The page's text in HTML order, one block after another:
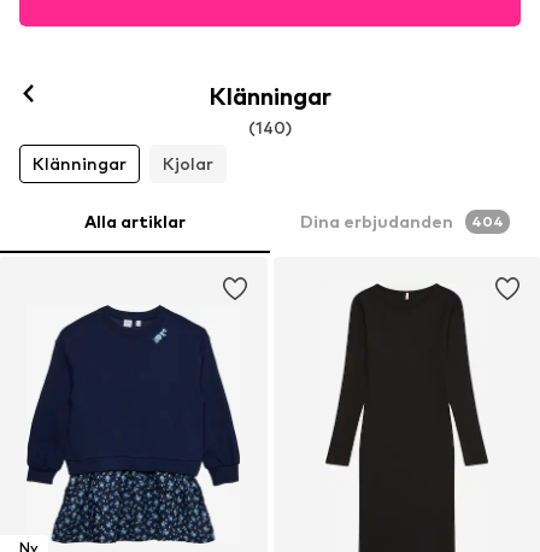
Klänningar
(140)
Klänningar
Kjolar
Alla artiklar Dina erbjudanden 404
Ny